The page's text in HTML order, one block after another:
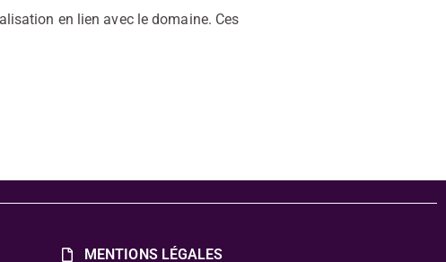
en lien avec le domaine. Ces
MENTIONS LÉGALES